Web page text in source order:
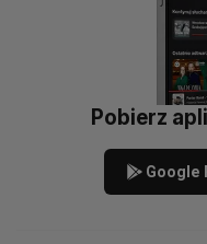
Pobierz
Google